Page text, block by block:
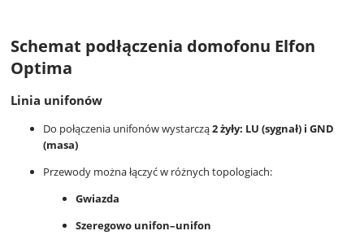
Schemat podłączenia domofonu Elfon
Optima
Linia unifonów
Do połączenia unifonów wystarczą2 żyły: LU (sygnał) i GND
(masa)
Przewody można łączyć w różnych topologiach:
Gwiazda
Szeregowo unifon–unifon